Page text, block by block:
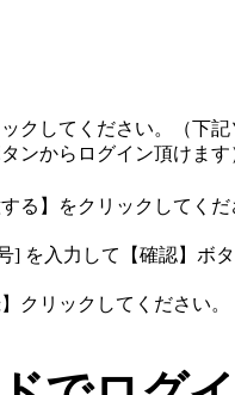
クしてください。（下
ンからログイン頂けます
る】をクリックしてくだ
] を入力して【確認】ボ
クリックしてください。